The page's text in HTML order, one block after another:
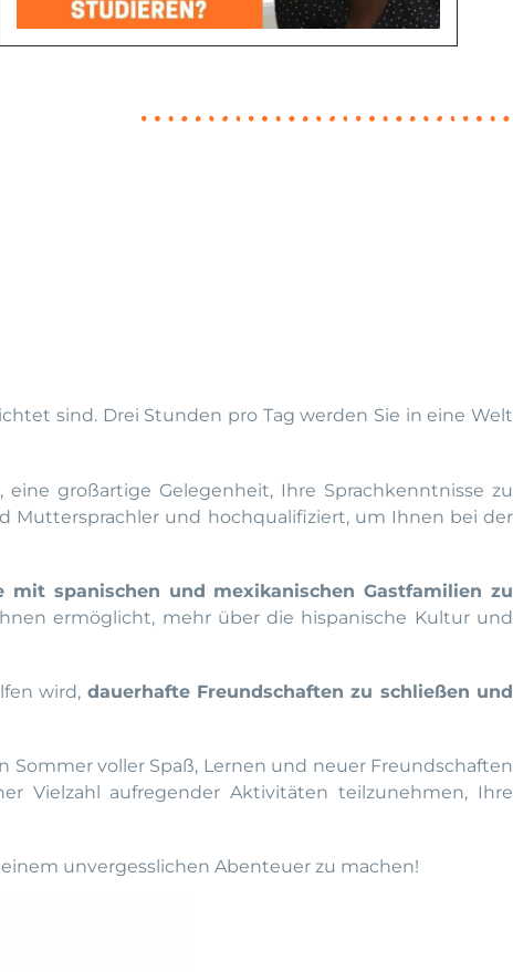
sind. Drei Stunden pro Tag werden Sie in eine Welt
, eine großartige Gelegenheit, Ihre Sprachkenntnisse zu
Muttersprachler und hochqualifiziert, um Ihnen bei der
mit spanischen und mexikanischen Gastfamilien zu
ermöglicht, mehr über die hispanische Kultur und
wird, dauerhafte Freundschaften zu schließen und
Sommer voller Spaß, Lernen und neuer Freundschaften
Vielzahl aufregender Aktivitäten teilzunehmen, Ihre
unvergesslichen Abenteuer zu machen!